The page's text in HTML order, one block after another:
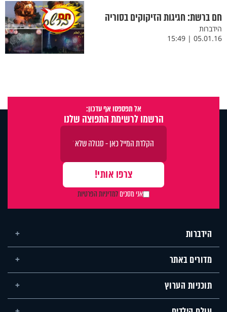
חם ברשת: חגיגות הזיקוקים בסוריה
הידברות
05.01.16 | 15:49
אל תפספסו אף עדכון:
הרשמו לרשימת התפוצה שלנו
אני מסכיםלמדיניות הפרטיות
הידברות
מדורים באתר
תוכניות הערוץ